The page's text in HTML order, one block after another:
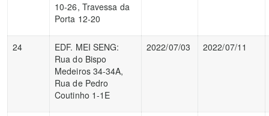
10-26, Travessa da
Porta 12-20
24
EDF. MEI SENG:
Rua do Bispo
Medeiros 34-34A,
Rua de Pedro
Coutinho 1-1E
2022/07/03 2022/07/11